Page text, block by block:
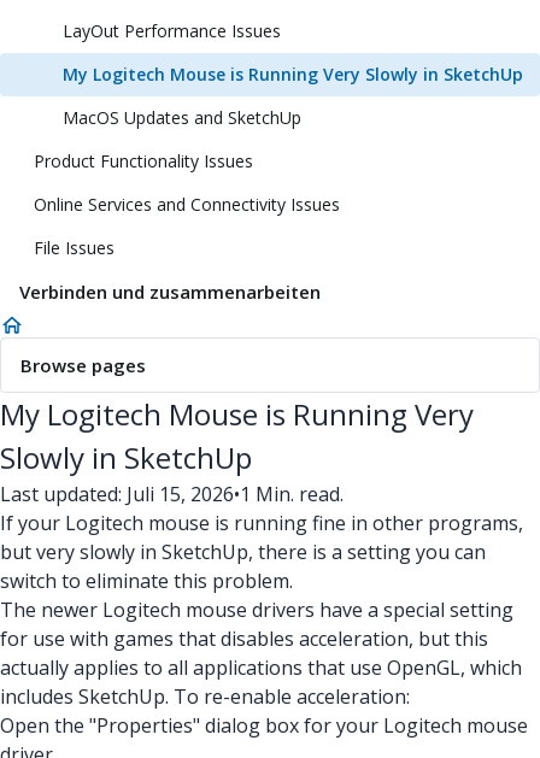
LayOut Performance Issues
My Logitech Mouse is Running Very Slowly in SketchUp
MacOS Updates and SketchUp
Product Functionality Issues
Online Services and Connectivity Issues
File Issues
Verbinden und zusammenarbeiten
Browse pages
My Logitech Mouse is Running Very
Slowly in SketchUp
Last updated: Juli 15, 2026•1 Min. read.
If your Logitech mouse is running fine in other programs,
but very slowly in SketchUp, there is a setting you can
switch to eliminate this problem.
The newer Logitech mouse drivers have a special setting
for use with games that disables acceleration, but this
actually applies to all applications that use OpenGL, which
includes SketchUp. To re-enable acceleration:
Open the "Properties" dialog box for your Logitech mouse